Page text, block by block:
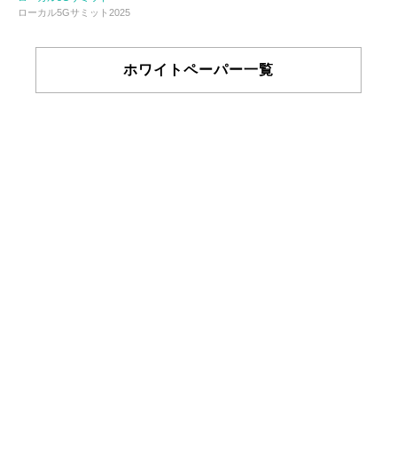
ローカル5Gサミット2025
ホワイトペーパー一覧